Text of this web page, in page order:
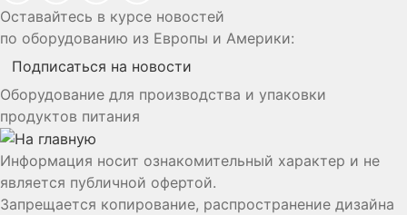
Оставайтесь в курсе новостей
по оборудованию из Европы и Америки:
Подписаться на новости
Оборудование для производства и упаковки
продуктов питания
Информация носит ознакомительный характер и не
является публичной офертой.
Запрещается копирование, распространение дизайна